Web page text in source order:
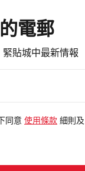
電郵
緊貼城中最新情報
同意 使用條款 細則及